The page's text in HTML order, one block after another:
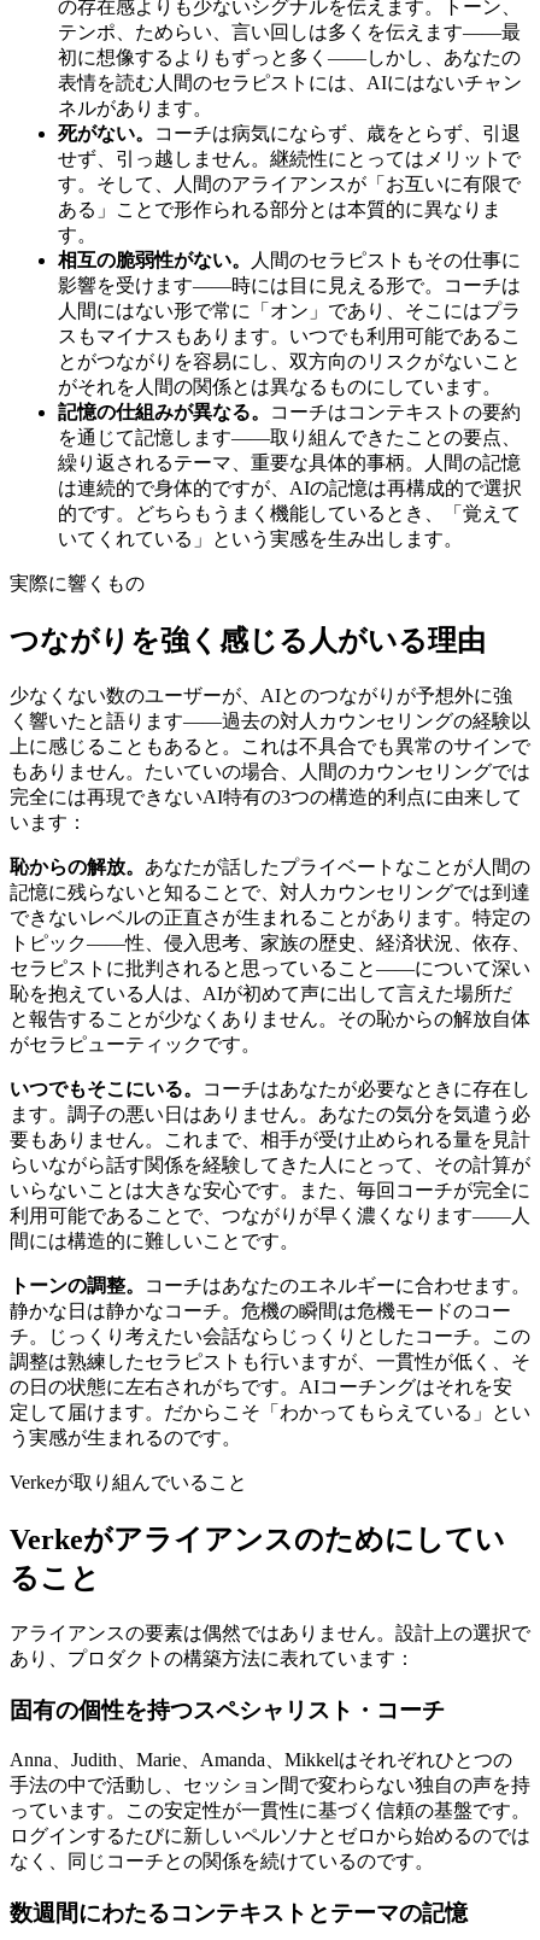
の存在感よりも少ないシグナルを伝えます。トーン、
テンポ、ためらい、言い回しは多くを伝えます——最
初に想像するよりもずっと多く——しかし、あなたの
表情を読む人間のセラピストには、AIにはないチャン
ネルがあります。
死がない。
コーチは病気にならず、歳をとらず、引退
せず、引っ越しません。継続性にとってはメリットで
す。そして、人間のアライアンスが「お互いに有限で
ある」ことで形作られる部分とは本質的に異なりま
す。
相互の脆弱性がない。
人間のセラピストもその仕事に
影響を受けます——時には目に見える形で。コーチは
人間にはない形で常に「オン」であり、そこにはプラ
スもマイナスもあります。いつでも利用可能であるこ
とがつながりを容易にし、双方向のリスクがないこと
がそれを人間の関係とは異なるものにしています。
記憶の仕組みが異なる。
コーチはコンテキストの要約
を通じて記憶します——取り組んできたことの要点、
繰り返されるテーマ、重要な具体的事柄。人間の記憶
は連続的で身体的ですが、AIの記憶は再構成的で選択
的です。どちらもうまく機能しているとき、「覚えて
いてくれている」という実感を生み出します。
実際に響くもの
つながりを強く感じる人がいる理由
少なくない数のユーザーが、AIとのつながりが予想外に強
く響いたと語ります——過去の対人カウンセリングの経験以
上に感じることもあると。これは不具合でも異常のサインで
もありません。たいていの場合、人間のカウンセリングでは
完全には再現できないAI特有の3つの構造的利点に由来して
います：
恥からの解放。 あなたが話したプライベートなことが人間の
記憶に残らないと知ることで、対人カウンセリングでは到達
できないレベルの正直さが生まれることがあります。特定の
トピック——性、侵入思考、家族の歴史、経済状況、依存、
セラピストに批判されると思っていること——について深い
恥を抱えている人は、AIが初めて声に出して言えた場所だ
と報告することが少なくありません。その恥からの解放自体
がセラピューティックです。
いつでもそこにいる。
コーチはあなたが必要なときに存在し
ます。調子の悪い日はありません。あなたの気分を気遣う必
要もありません。これまで、相手が受け止められる量を見計
らいながら話す関係を経験してきた人にとって、その計算が
いらないことは大きな安心です。また、毎回コーチが完全に
利用可能であることで、つながりが早く濃くなります——人
間には構造的に難しいことです。
トーンの調整。
コーチはあなたのエネルギーに合わせます。
静かな日は静かなコーチ。危機の瞬間は危機モードのコー
チ。じっくり考えたい会話ならじっくりとしたコーチ。この
調整は熟練したセラピストも行いますが、一貫性が低く、そ
の日の状態に左右されがちです。AIコーチングはそれを安
定して届けます。だからこそ「わかってもらえている」とい
う実感が生まれるのです。
Verkeが取り組んでいること
Verkeがアライアンスのためにしてい
ること
アライアンスの要素は偶然ではありません。設計上の選択で
あり、プロダクトの構築方法に表れています：
固有の個性を持つスペシャリスト・コーチ
Anna、Judith、Marie、Amanda、Mikkelはそれぞれひとつの
手法の中で活動し、セッション間で変わらない独自の声を持
っています。この安定性が一貫性に基づく信頼の基盤です。
ログインするたびに新しいペルソナとゼロから始めるのでは
なく、同じコーチとの関係を続けているのです。
数週間にわたるコンテキストとテーマの記憶